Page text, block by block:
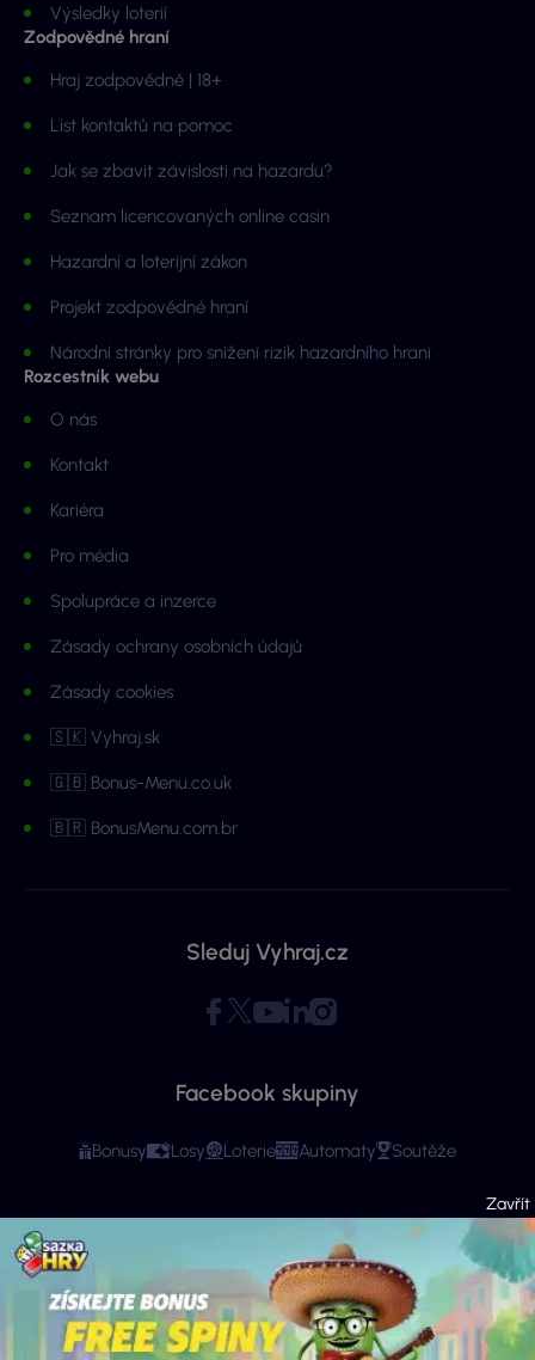
Výsledky loterií
Zodpovědné hraní
Hraj zodpovědně | 18+
List kontaktů na pomoc
Jak se zbavit závislosti na hazardu?
Seznam licencovaných online casin
Hazardní a loterijní zákon
Projekt zodpovědné hraní
Národní stránky pro snížení rizik hazardního hraní
Rozcestník webu
O nás
Kontakt
Kariéra
Pro média
Spolupráce a inzerce
Zásady ochrany osobních údajů
Zásady cookies
🇸🇰 Vyhraj.sk
🇬🇧 Bonus-Menu.co.uk
🇧🇷 BonusMenu.com.br
Sleduj Vyhraj.cz
Facebook skupiny
Bonusy Losy Loterie Automaty Soutěže
Copyright © 2026 - Všechna práva vyhrazena. Vyhraj.cz | Ministerstvo financí
varuje: Účastí na hazardní hře může vzniknout závislost! Stránky mají čistě
informační charakter. Veškeré informace se týkají osob starších 18 let.
Provozovatelem webu je ExeMedia s.r.o. se sídlem Kurzova 2222/16, Stodůlky,
155 00 Praha 5 (IČO: 13992228, DIČ: CZ13992228) · Kontakt:info@vyhraj.cz